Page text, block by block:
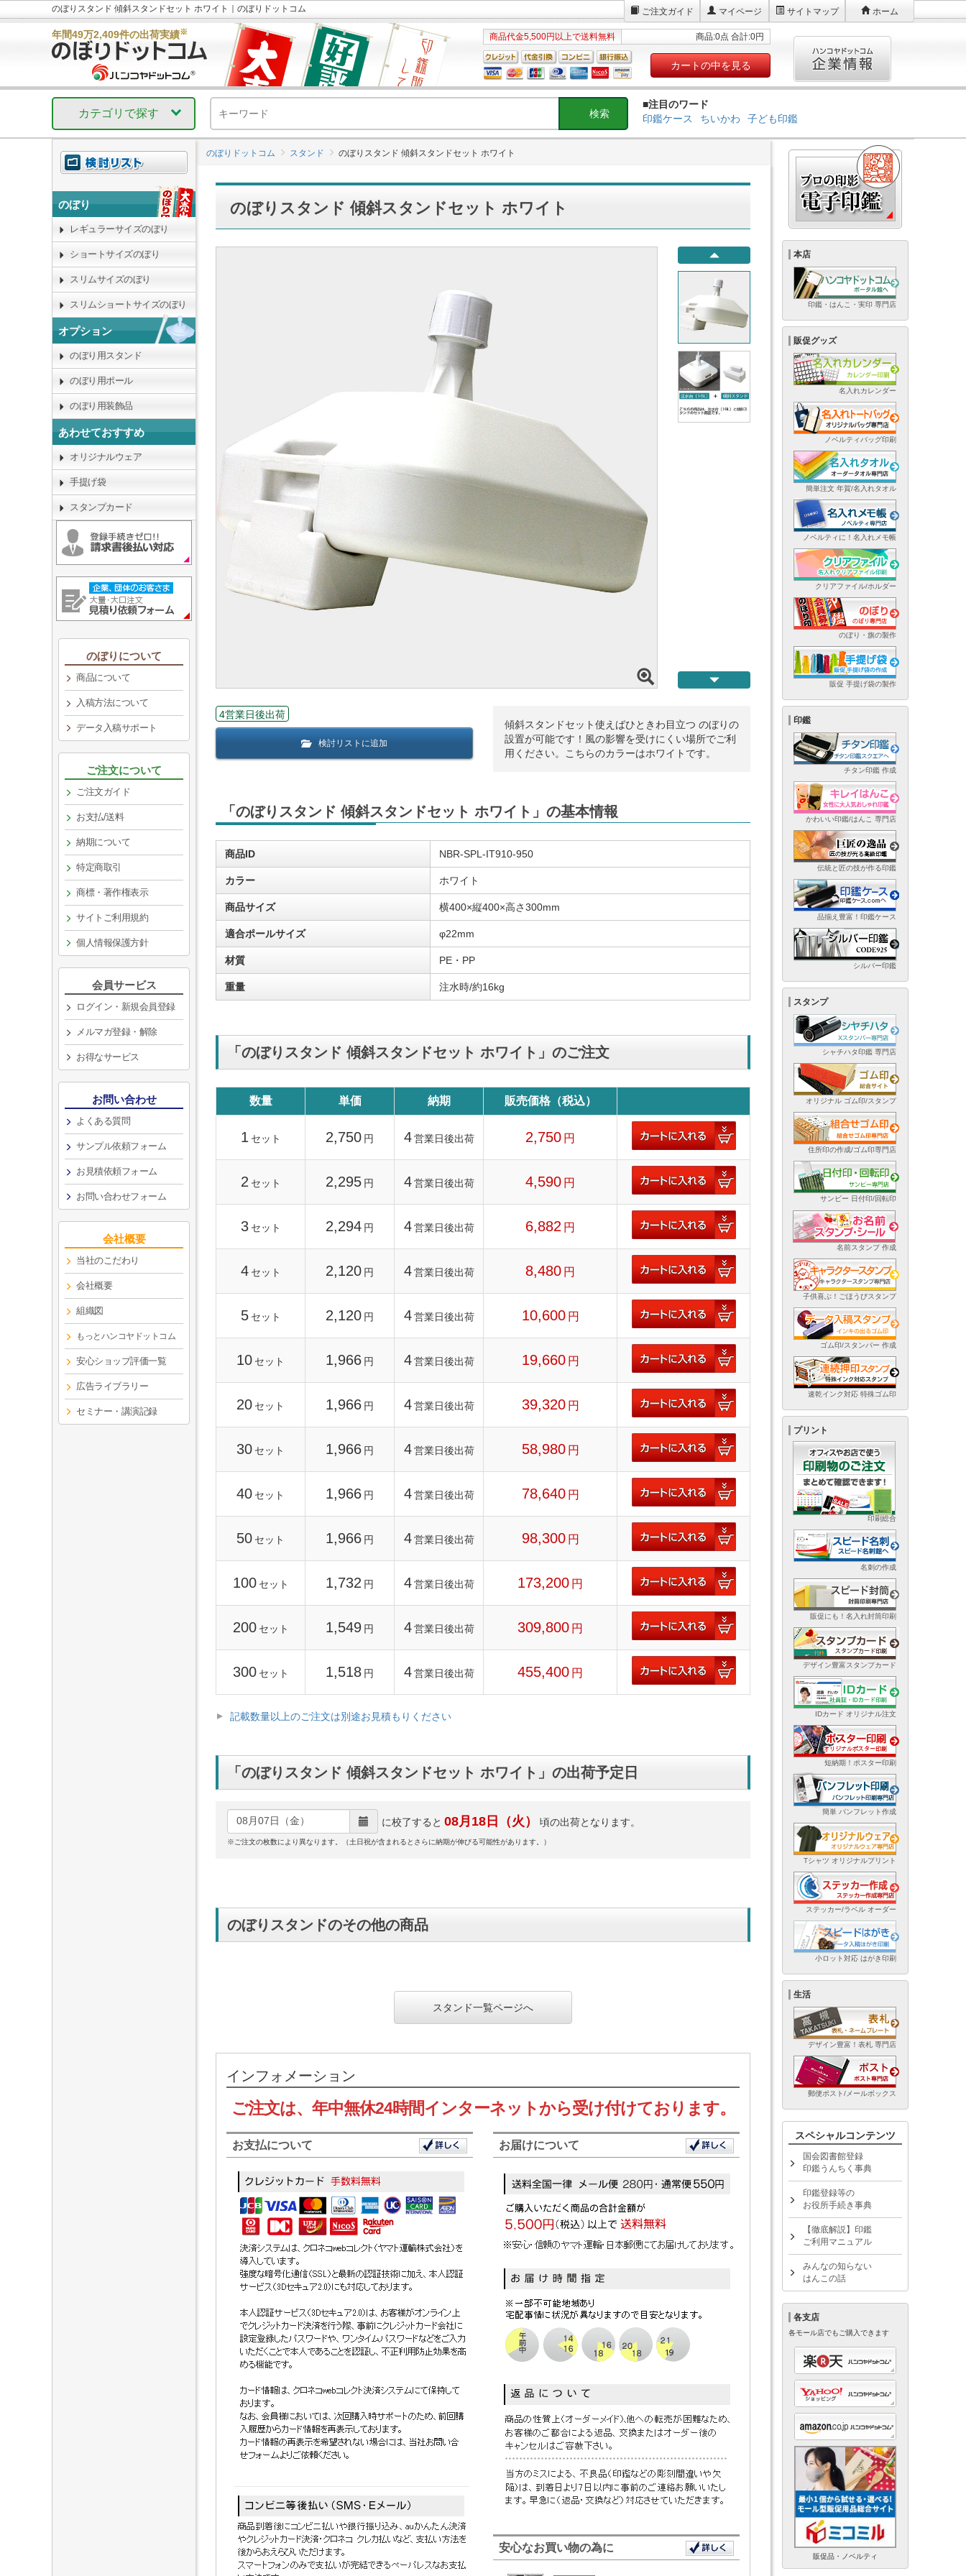
のぼりスタンド 傾斜スタンドセット ホワイト｜のぼりドットコム ご注文ガイド マイページ サイトマップ ホーム
年間49万2,409件の出荷実績※
商品代金5,500円以上で送料無料 商品:0点 合計:0円
カートの中を見る
カテゴリで探す
■注目のワード
印鑑ケース
ちいかわ 子ども印鑑
のぼりドットコム スタンド のぼりスタンド 傾斜スタンドセット ホワイト
のぼりスタンド 傾斜スタンドセット ホワイト
4営業日後出荷
検討リストに追加
傾斜スタンドセット使えばひときわ目立つ のぼりの
設置が可能です！風の影響を受けにくい場所でご利
用ください。こちらのカラーはホワイトです。
「のぼりスタンド 傾斜スタンドセット ホワイト」の基本情報
商品ID NBR-SPL-IT910-950
カラー ホワイト
商品サイズ 横400×縦400×高さ300mm
適合ポールサイズ φ22mm
材質 PE・PP
重量 注水時/約16kg
「のぼりスタンド 傾斜スタンドセット ホワイト」のご注文
数量 単価 納期 販売価格（税込）
1 セット 2,750 円 4 営業日後出荷 2,750 円
2 セット 2,295 円 4 営業日後出荷 4,590 円
3 セット 2,294 円 4 営業日後出荷 6,882 円
4 セット 2,120 円 4 営業日後出荷 8,480 円
5 セット 2,120 円 4 営業日後出荷 10,600 円
10 セット 1,966 円 4 営業日後出荷 19,660 円
20 セット 1,966 円 4 営業日後出荷 39,320 円
30 セット 1,966 円 4 営業日後出荷 58,980 円
40 セット 1,966 円 4 営業日後出荷 78,640 円
50 セット 1,966 円 4 営業日後出荷 98,300 円
100 セット 1,732 円 4 営業日後出荷 173,200 円
200 セット 1,549 円 4 営業日後出荷 309,800 円
300 セット 1,518 円 4 営業日後出荷 455,400 円
記載数量以上のご注文は別途お見積もりください
「のぼりスタンド 傾斜スタンドセット ホワイト」の出荷予定日
に校了すると 08月18日（火） 頃の出荷となります。
※ご注文の枚数により異なります。（土日祝が含まれるとさらに納期が伸びる可能性があります。）
のぼりスタンドのその他の商品
スタンド一覧ページへ
インフォメーション
ご注文は、年中無休24時間インターネットから受け付けております。
お支払について お届けについて
安心なお買い物の為に
のぼり
レギュラーサイズのぼり
ショートサイズのぼり
スリムサイズのぼり
スリムショートサイズのぼり
オプション
のぼり用スタンド
のぼり用ポール
のぼり用装飾品
あわせておすすめ
オリジナルウェア
手提げ袋
スタンプカード
のぼりについて
商品について
入稿方法について
データ入稿サポート
ご注文について
ご注文ガイド
お支払/送料
納期について
特定商取引
商標・著作権表示
サイトご利用規約
個人情報保護方針
会員サービス
ログイン・新規会員登録
メルマガ登録・解除
お得なサービス
お問い合わせ
よくある質問
サンプル依頼フォーム
お見積依頼フォーム
お問い合わせフォーム
会社概要
当社のこだわり
会社概要
組織図
もっとハンコヤドットコム
安心ショップ評価一覧
広告ライブラリー
セミナー・講演記録
本店
印鑑・はんこ・実印 専門店
販促グッズ
名入れカレンダー
ノベルティバッグ印刷
簡単注文 年賀/名入れタオル
ノベルティに！名入れメモ帳
クリアファイル/ホルダー
のぼり・旗の製作
販促 手提げ袋の製作
印鑑
チタン印鑑 作成
かわいい印鑑/はんこ 専門店
伝統と匠の技が作る印鑑
品揃え豊富！印鑑ケース
シルバー印鑑
スタンプ
シャチハタ印鑑 専門店
オリジナル ゴム印/スタンプ
住所印の作成/ゴム印専門店
サンビー 日付印/回転印
名前スタンプ 作成
子供喜ぶ！ごほうびスタンプ
ゴム印/スタンパー 作成
速乾インク対応 特殊ゴム印
プリント
印刷総合
名刺の作成
販促にも！名入れ封筒印刷
デザイン豊富スタンプカード
IDカード オリジナル注文
短納期！ポスター印刷
簡単 パンフレット作成
Tシャツ オリジナルプリント
ステッカー/ラベル オーダー
小ロット対応 はがき印刷
生活
デザイン豊富！表札 専門店
郵便ポスト/メールボックス
スペシャルコンテンツ
国会図書館登録
印鑑うんちく事典
印鑑登録等の
お役所手続き事典
【徹底解説】印鑑
ご利用マニュアル
みんなの知らない
はんこの話
各支店
各モール店でもご購入できます
販促品・ノベルティ